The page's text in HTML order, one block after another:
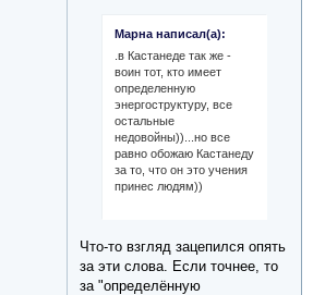
Марна написал(а):
.в Кастанеде так же -
воин тот, кто имеет
определенную
энергоструктуру, все
остальные
недовойны))...но все
равно обожаю Кастанеду
за то, что он это учения
принес людям))
Что-то взгляд зацепился опять
за эти слова. Если точнее, то
за "определённую